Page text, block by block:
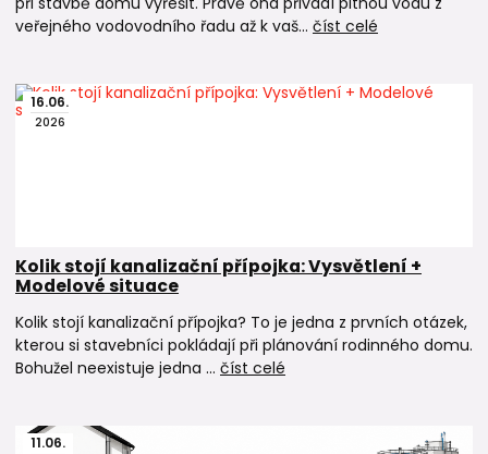
veřejného vodovodního řadu až k vaš... číst celé
16.06.
2026
Kolik stojí kanalizační přípojka: Vysvětlení +
Modelové situace
Kolik stojí kanalizační přípojka? To je jedna z prvních otázek,
kterou si stavebníci pokládají při plánování rodinného domu.
Bohužel neexistuje jedna ... číst celé
11.06.